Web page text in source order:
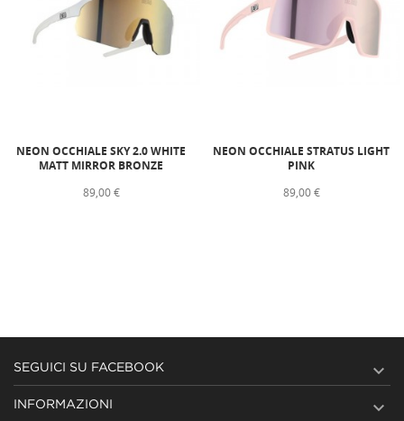
NEON OCCHIALE SKY 2.0 WHITE
MATT MIRROR BRONZE
89,00 €
NEON OCCHIALE STRATUS LIGHT
PINK
89,00 €
SEGUICI SU FACEBOOK 
INFORMAZIONI 